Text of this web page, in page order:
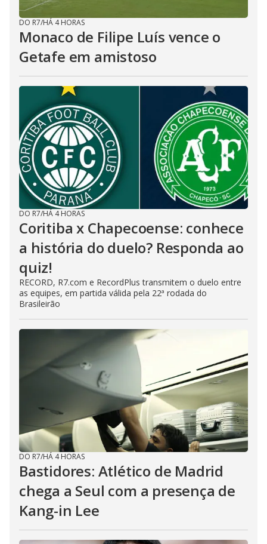
DO R7/HÁ 4 HORAS
Monaco de Filipe Luís vence o
Getafe em amistoso
DO R7/HÁ 4 HORAS
Coritiba x Chapecoense: conhece
a história do duelo? Responda ao
quiz!
RECORD, R7.com e RecordPlus transmitem o duelo entre
as equipes, em partida válida pela 22ª rodada do
Brasileirão
DO R7/HÁ 4 HORAS
Bastidores: Atlético de Madrid
chega a Seul com a presença de
Kang-in Lee